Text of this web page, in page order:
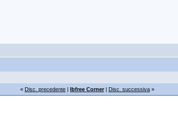
« Disc. precedente| Ibfree Corner| Disc. successiva»